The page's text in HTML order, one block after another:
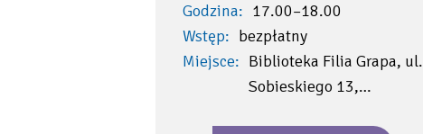
Godzina: 17.00–18.00
Wstęp: bezpłatny
Miejsce: Biblioteka Filia Grapa, ul.
Sobieskiego 13,…